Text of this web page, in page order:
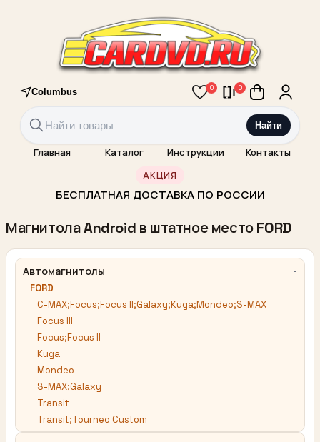
Columbus 0 0
Найти
Главная Каталог Инструкции Контакты
АКЦИЯ
БЕСПЛАТНАЯ ДОСТАВКА ПО РОССИИ
Магнитола Android в штатное место FORD
Автомагнитолы
FORD
C-MAX;Focus;Focus II;Galaxy;Kuga;Mondeo;S-MAX
Focus III
Focus;Focus II
Kuga
Mondeo
S-MAX;Galaxy
Transit
Transit;Tourneo Custom